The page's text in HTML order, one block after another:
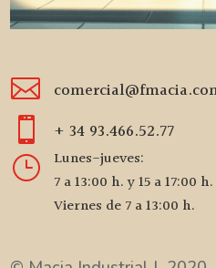

 + 34 93.466.52.77
}
Lunes-jueves:
7 a 13:00 h. y 15 a 17:00 h.
Viernes de 7 a 13:00 h.